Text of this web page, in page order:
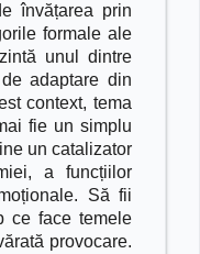
învățarea prin
formale ale
unul dintre
adaptare din
context, tema
fie un simplu
un catalizator
a funcțiilor
Să fii
ce face temele
provocare.